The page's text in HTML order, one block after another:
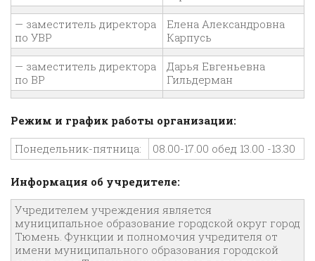
— заместитель директора
по УВР
Елена Александровна
Карпусь
— заместитель директора
по ВР
Дарья Евгеньевна
Гильдерман
Режим и график работы организации:
Понедельник-пятница:
08.00-17.00 обед 13.00 -13.30
Информация об учредителе:
Учредителем учреждения является
муниципальное образование городской округ город
Тюмень. Функции и полномочия учредителя от
имени муниципального образования городской